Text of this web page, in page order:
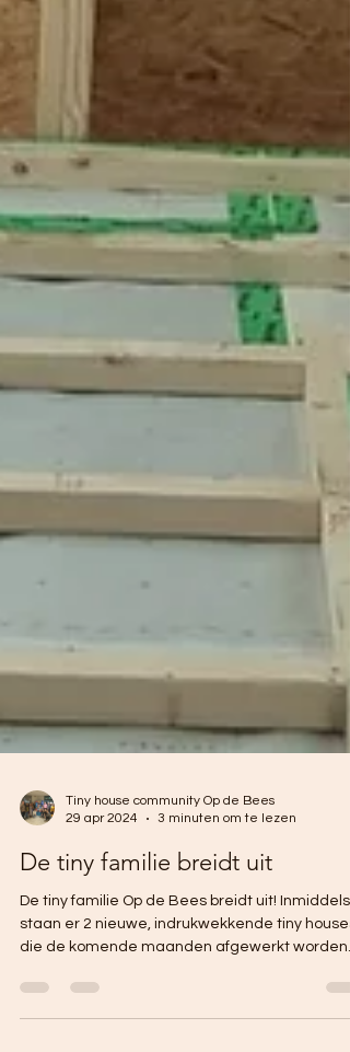
29 apr 2024
3 minuten om te lezen
De tiny familie breidt uit
De tiny familie Op de Bees breidt uit! Inmiddels
die de komende maanden afgewerkt worden.